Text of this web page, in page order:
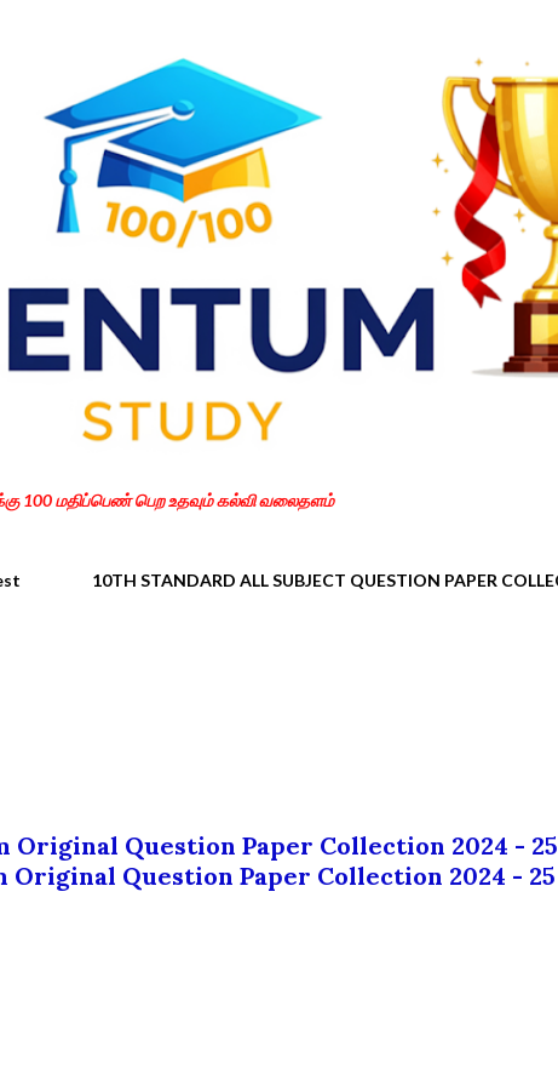
100 மதிப்பெண் பெற உதவும் கல்வி வலைதளம்
10TH STANDARD ALL SUBJECT QUESTION PAPER
Original Question Paper Collection 2024 - 25
Original Question Paper Collection 2024 - 25